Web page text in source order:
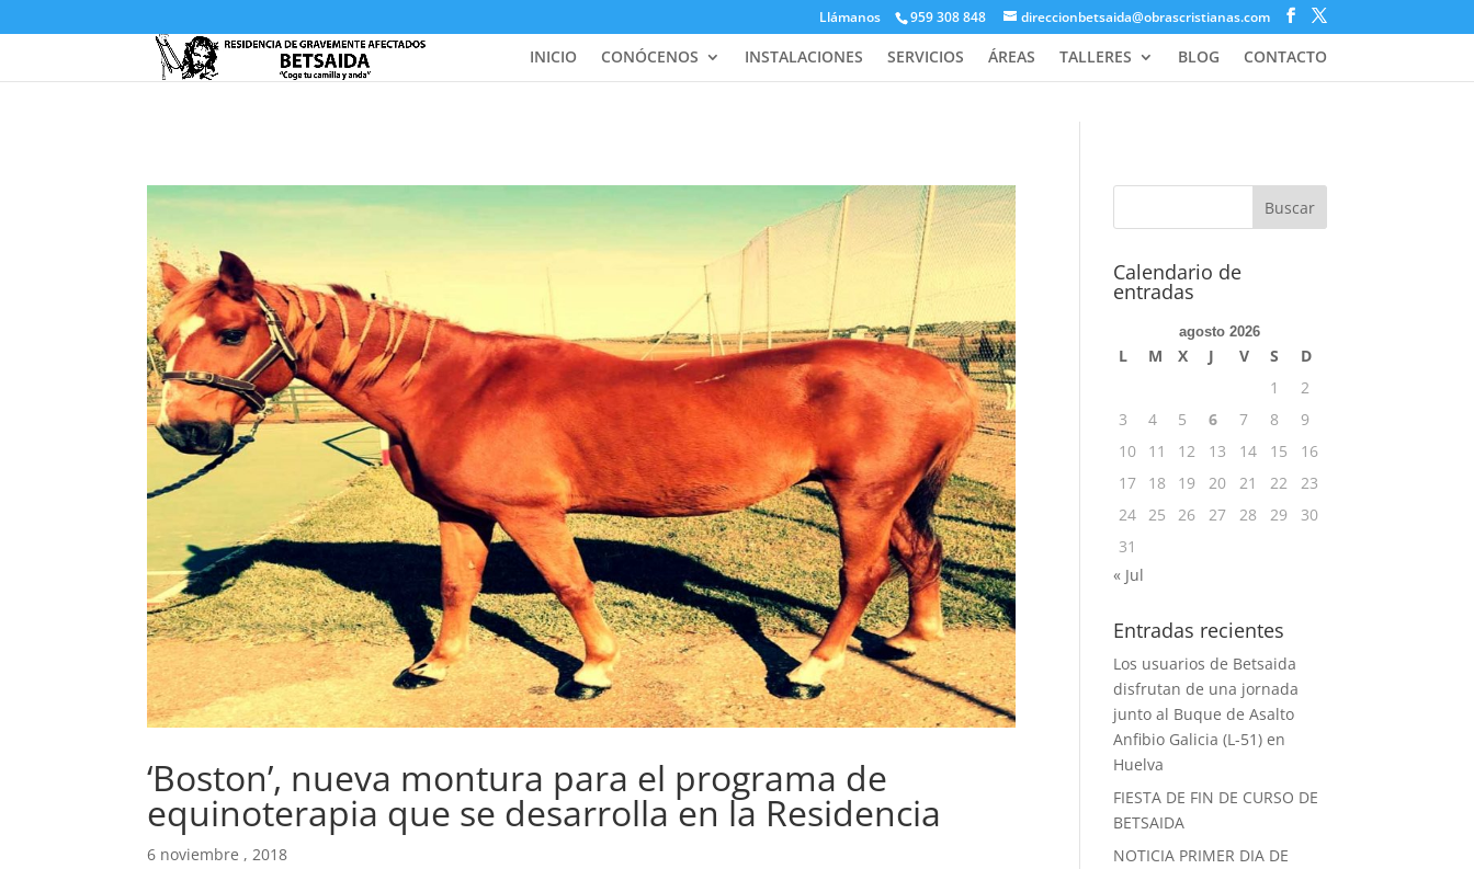
Llámanos 959 308 848 direccionbetsaida@obrascristianas.com
INICIO CONÓCENOS INSTALACIONES SERVICIOS ÁREAS TALLERES BLOG CONTACTO
‘Boston’, nueva montura para el programa de
equinoterapia que se desarrolla en la Residencia
6 noviembre , 2018
Calendario de
entradas
agosto 2026
L M X J V S
D
1
2
3
4 5 6 7 8
9
10
11 12 13 14 15
16
17
18 19 20 21 22
23
24 25 26 27 28 29
30
31
« Jul
Entradas recientes
Los usuarios de Betsaida
disfrutan de una jornada
junto al Buque de Asalto
Anfibio Galicia (L-51) en
Huelva
FIESTA DE FIN DE CURSO DE
BETSAIDA
NOTICIA PRIMER DIA DE